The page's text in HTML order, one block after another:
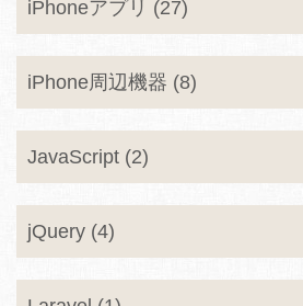
iPhoneアプリ (27)
iPhone周辺機器 (8)
JavaScript (2)
jQuery (4)